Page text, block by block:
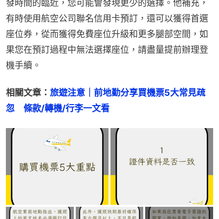
發時間的臨近，您可能會發現更少的選擇。他補充，
有時使用航空公司聯名信用卡預訂，還可以獲得首選
座位券，從而獲得免費座位升級和更多腿部空間，如
果您在預訂過程中無法選擇座位，請盡量提前辦理登
機手續。
相關文章： 旅遊注意｜前地勤分享買機票5大常見疏
忽　條款/轉機/行李一文看